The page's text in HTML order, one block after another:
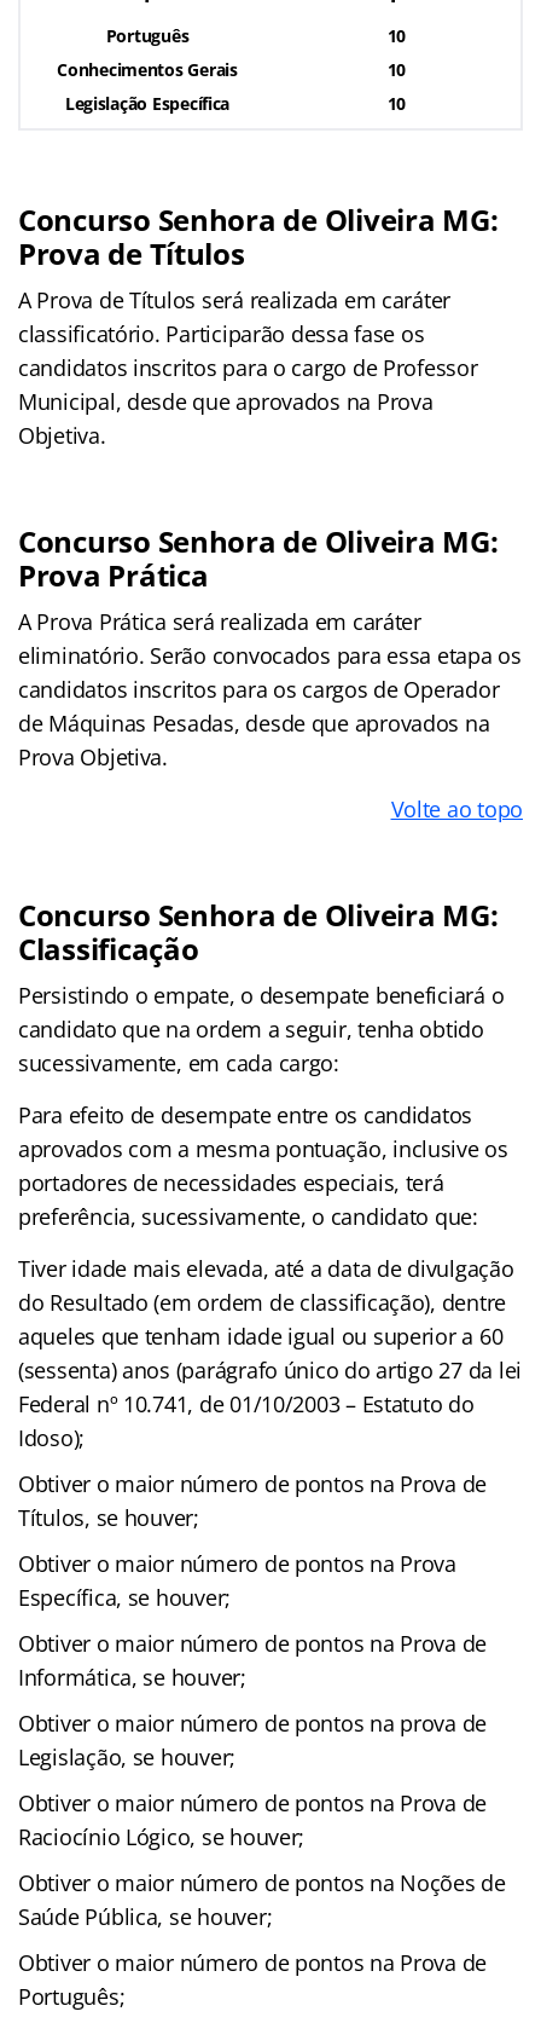
Português
Conhecimentos Gerais
Legislação Específica
10
10
10
Concurso Senhora de Oliveira MG:
Prova de Títulos
A Prova de Títulos será realizada em caráter
classificatório. Participarão dessa fase os
candidatos inscritos para o cargo de Professor
Municipal, desde que aprovados na Prova
Objetiva.
Concurso Senhora de Oliveira MG:
Prova Prática
A Prova Prática será realizada em caráter
eliminatório. Serão convocados para essa etapa os
candidatos inscritos para os cargos de Operador
de Máquinas Pesadas, desde que aprovados na
Prova Objetiva.
Volte ao topo
Concurso Senhora de Oliveira MG:
Classificação
Persistindo o empate, o desempate beneficiará o
candidato que na ordem a seguir, tenha obtido
sucessivamente, em cada cargo:
Para efeito de desempate entre os candidatos
aprovados com a mesma pontuação, inclusive os
portadores de necessidades especiais, terá
preferência, sucessivamente, o candidato que:
Tiver idade mais elevada, até a data de divulgação
do Resultado (em ordem de classificação), dentre
aqueles que tenham idade igual ou superior a 60
(sessenta) anos (parágrafo único do artigo 27 da lei
Federal nº 10.741, de 01/10/2003 – Estatuto do
Idoso);
Obtiver o maior número de pontos na Prova de
Títulos, se houver;
Obtiver o maior número de pontos na Prova
Específica, se houver;
Obtiver o maior número de pontos na Prova de
Informática, se houver;
Obtiver o maior número de pontos na prova de
Legislação, se houver;
Obtiver o maior número de pontos na Prova de
Raciocínio Lógico, se houver;
Obtiver o maior número de pontos na Noções de
Saúde Pública, se houver;
Obtiver o maior número de pontos na Prova de
Português;